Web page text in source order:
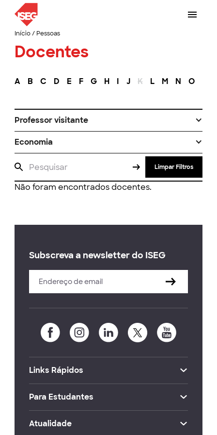
Início/ Pessoas
Docentes
A B C D E F G H I J K L M N O
Professor visitante
Economia
Limpar Filtros
Não foram encontrados docentes.
Subscreva a newsletter do ISEG
Links Rápidos
Para Estudantes
Atualidade